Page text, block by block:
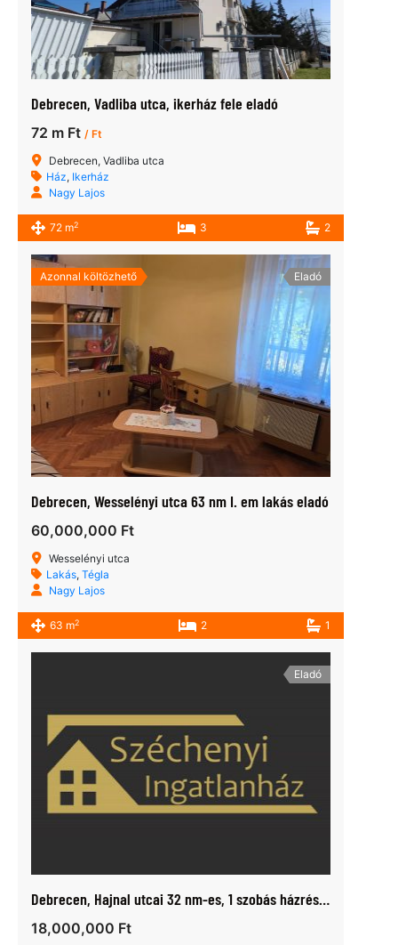
Debrecen, Vadliba utca, ikerház fele eladó
72 m Ft / Ft
Debrecen, Vadliba utca
Ház, Ikerház
Nagy Lajos
72 m2 3 2
Azonnal költözhető Eladó
Debrecen, Wesselényi utca 63 nm I. em lakás eladó
60,000,000 Ft
Wesselényi utca
Lakás, Tégla
Nagy Lajos
63 m2 2 1
Eladó
Debrecen, Hajnal utcai 32 nm-es, 1 szobás házrész eladó
18,000,000 Ft